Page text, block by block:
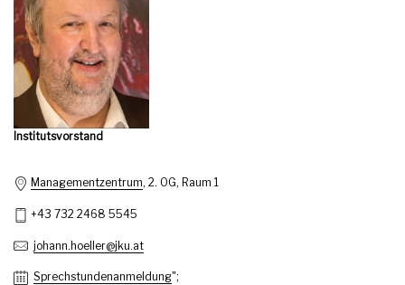
Institutsvorstand
Managementzentrum, 2. OG, Raum 1
+43 732 2468 5545
johann.hoeller@jku.at
Sprechstundenanmeldung";